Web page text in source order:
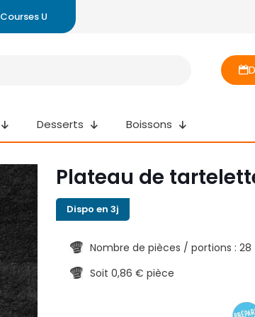
Courses U
Desserts Boissons
Plateau de
Dispo en 3j
Nombre de pièces / portions : 28
Soit 0,86 € pièce